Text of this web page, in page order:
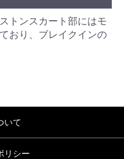
トンスカート部にはモ
おり、ブレイクインの
いて
リシー